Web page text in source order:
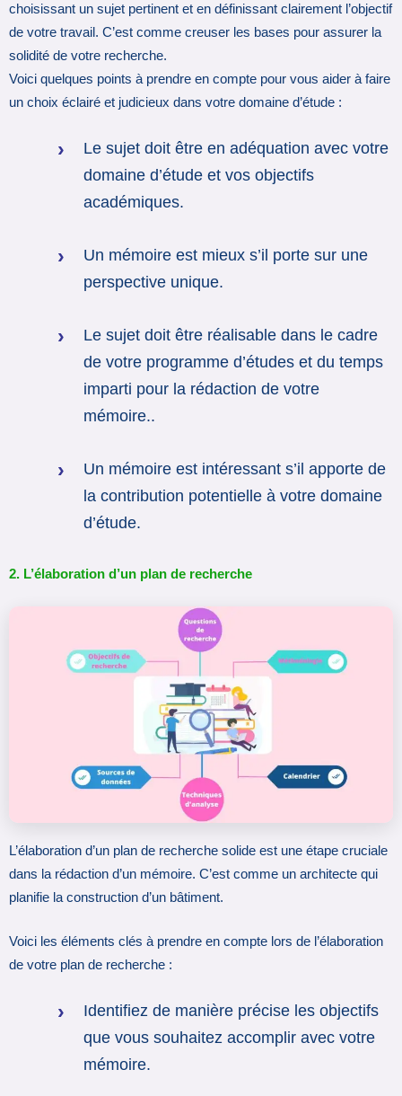
choisissant un sujet pertinent et en définissant clairement l’objectif
de votre travail. C’est comme creuser les bases pour assurer la
solidité de votre recherche.
Voici quelques points à prendre en compte pour vous aider à faire
un choix éclairé et judicieux dans votre domaine d’étude :
Le sujet doit être en adéquation avec votre
domaine d’étude et vos objectifs
académiques.
Un mémoire est mieux s’il porte sur une
perspective unique.
Le sujet doit être réalisable dans le cadre
de votre programme d’études et du temps
imparti pour la rédaction de votre
mémoire..
Un mémoire est intéressant s’il apporte de
la contribution potentielle à votre domaine
d’étude.
2. L’élaboration d’un plan de recherche
L’élaboration d’un plan de recherche solide est une étape cruciale
dans la rédaction d’un mémoire. C’est comme un architecte qui
planifie la construction d’un bâtiment.
Voici les éléments clés à prendre en compte lors de l’élaboration
de votre plan de recherche :
Identifiez de manière précise les objectifs
que vous souhaitez accomplir avec votre
mémoire.